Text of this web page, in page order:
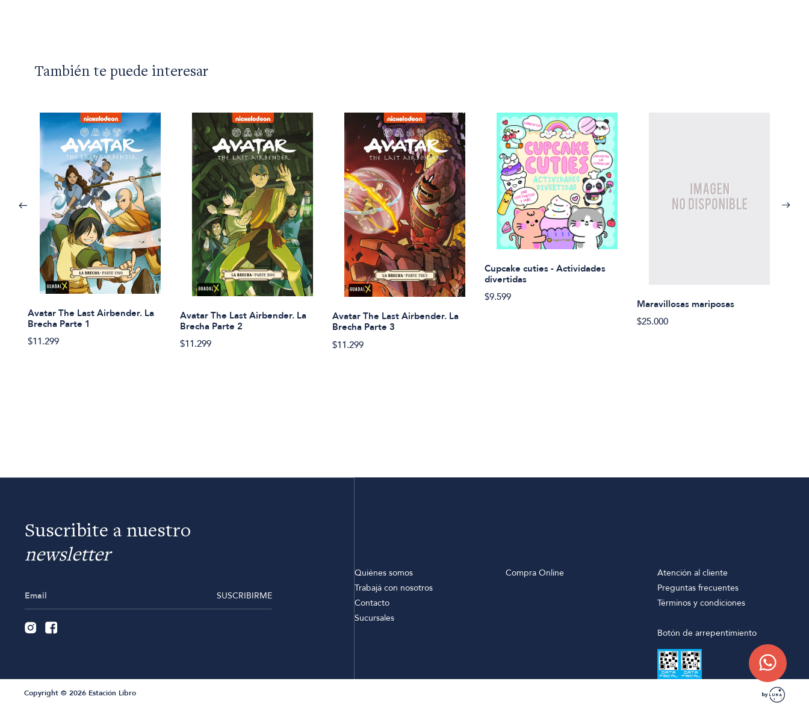
También te puede interesar
Avatar The Last Airbender. La
Brecha Parte 1
$11.299
Avatar The Last Airbender. La
Brecha Parte 2
$11.299
Avatar The Last Airbender. La
Brecha Parte 3
$11.299
Cupcake cuties - Actividades
divertidas
$9.599
Maravillosas mariposas
$25.000
Suscribite a nuestro
newsletter
SUSCRIBIRME
Quiénes somos
Trabajá con nosotros
Contacto
Sucursales
Compra Online
Atención al cliente
Preguntas frecuentes
Términos y condiciones
Botón de arrepentimiento
Copyright © 2026 Estación Libro